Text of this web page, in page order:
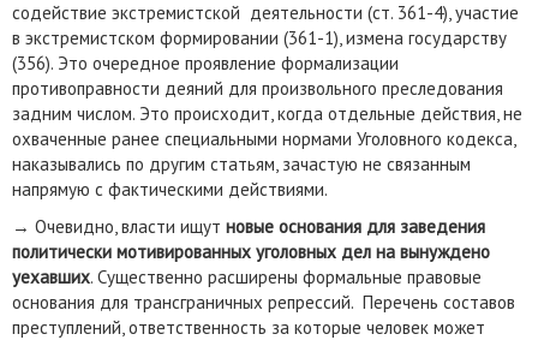
содействие экстремистской деятельности (ст. 361-4), участие
в экстремистском формировании (361-1), измена государству
(356). Это очередное проявление формализации
противоправности деяний для произвольного преследования
задним числом. Это происходит, когда отдельные действия, не
охваченные ранее специальными нормами Уголовного кодекса,
наказывались по другим статьям, зачастую не связанным
напрямую с фактическими действиями.
→ Очевидно, власти ищут новые основания для заведения
политически мотивированных уголовных дел на вынуждено
уехавших. Существенно расширены формальные правовые
основания для трансграничных репрессий. Перечень составов
преступлений, ответственность за которые человек может